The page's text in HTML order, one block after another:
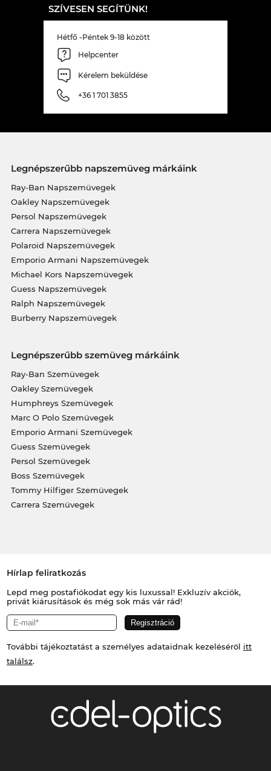
SZÍVESEN SEGÍTÜNK!
Hétfő -Péntek 9-18 között
Helpcenter
Kérelem beküldése
+36 1 701 3855
Legnépszerűbb napszemüveg márkáink
Ray-Ban Napszemüvegek
Oakley Napszemüvegek
Persol Napszemüvegek
Carrera Napszemüvegek
Polaroid Napszemüvegek
Emporio Armani Napszemüvegek
Michael Kors Napszemüvegek
Guess Napszemüvegek
Ralph Napszemüvegek
Burberry Napszemüvegek
Legnépszerűbb szemüveg márkáink
Ray-Ban Szemüvegek
Oakley Szemüvegek
Humphreys Szemüvegek
Marc O Polo Szemüvegek
Emporio Armani Szemüvegek
Guess Szemüvegek
Persol Szemüvegek
Boss Szemüvegek
Tommy Hilfiger Szemüvegek
Carrera Szemüvegek
Hírlap feliratkozás
Lepd meg postafiókodat egy kis luxussal! Exkluzív akciók,
privát kiárusítások és még sok más vár rád!
További tájékoztatást a személyes adataidnak kezeléséről itt
találsz.